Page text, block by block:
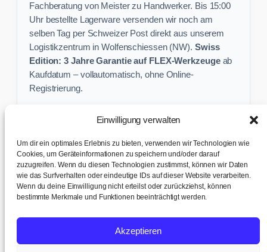
Einwilligung verwalten
Um dir ein optimales Erlebnis zu bieten, verwenden wir Technologien wie
Cookies, um Geräteinformationen zu speichern und/oder darauf
zuzugreifen. Wenn du diesen Technologien zustimmst, können wir Daten
wie das Surfverhalten oder eindeutige IDs auf dieser Website verarbeiten.
Wenn du deine Einwilligung nicht erteilst oder zurückziehst, können
bestimmte Merkmale und Funktionen beeinträchtigt werden.
Akzeptieren
Fachberatung von Meister zu Handwerker. Bis 15:00
Uhr bestellte Lagerware versenden wir noch am
selben Tag per Schweizer Post direkt aus unserem
Logistikzentrum in Wolfenschiessen (NW). Swiss
Edition: 3 Jahre Garantie auf FLEX-Werkzeugeab
Kaufdatum – vollautomatisch, ohne Online-
Registrierung.
Sichere dir exklusive Angebote und praktische
Baustellen-Tipps direkt in dein Postfach.
✉ Zur Anmeldung
Versand & Abholung |Cookie-Richtlinie